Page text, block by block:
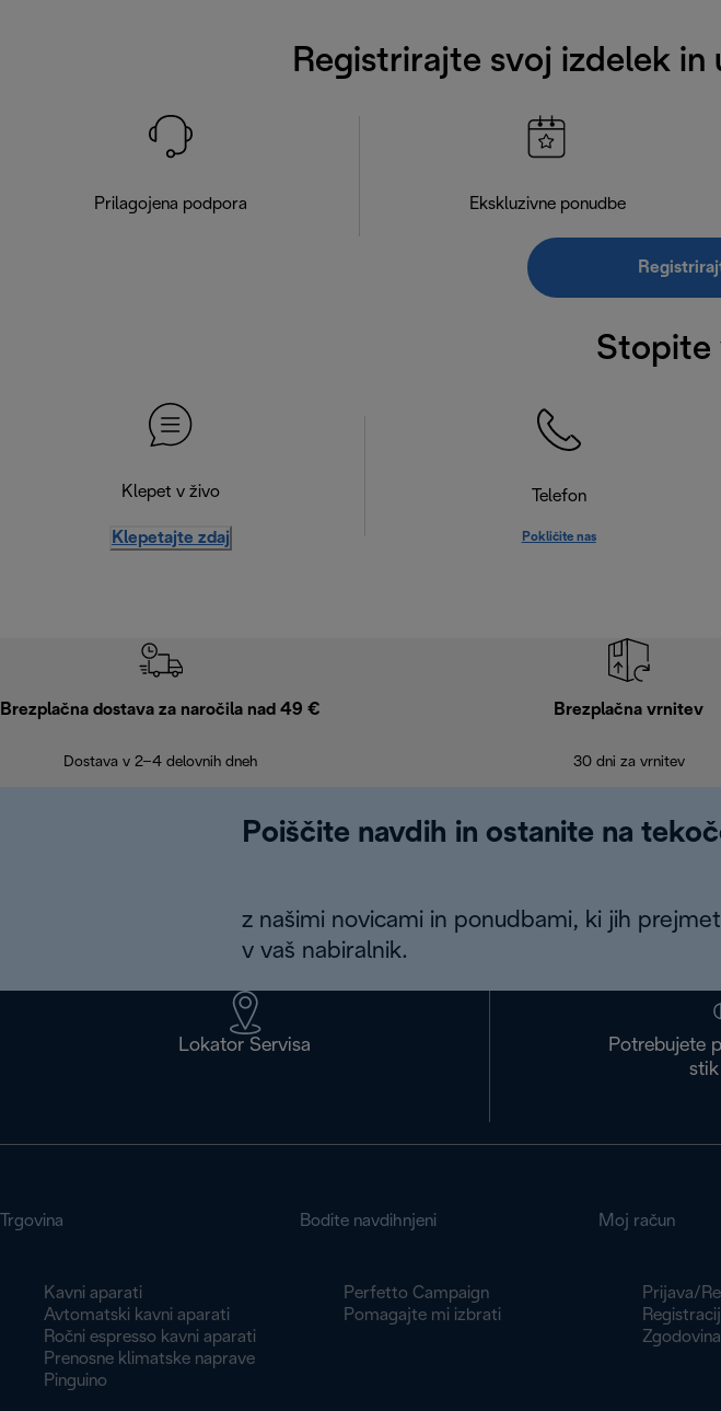
Registrirajte svoj izdelek
Prilagojena podpora Ekskluzivne ponudbe
Stopite
Klepet v živo
Klepetajte zdaj
Telefon
Pokličite nas
Brezplačna dostava za naročila nad 49 €
Dostava v 2–4 delovnih dneh
Brezplačna vrnitev
30 dni za vrnitev
Poiščite navdih in ostanite na
z našimi novicami in ponudbami, ki jih
v vaš nabiralnik.
Lokator Servisa
Potrebujete
Trgovina
Kavni aparati
Avtomatski kavni aparati
Ročni espresso kavni aparati
Prenosne klimatske naprave
Pinguino
Bodite navdihnjeni
Perfetto Campaign
Pomagajte mi izbrati
Moj račun
Prijava/